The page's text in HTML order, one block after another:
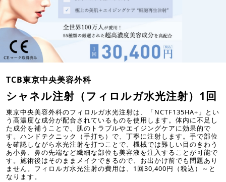
TCB東京中央美容外科
シャネル注射（フィロルガ水光注射）1回
東京中央美容外科のフィロルガ水光注射は、「NCTF135HA+」とい
う高濃度な成分が配合されているものを使用します。体内に不足し
た成分を補うことで、肌のトラブルやエイジングケアに効果的で
す。ハンドテクニック（手打ち）で、丁寧に注射します。手で部位
を確認しながら水光注射を打つことで、機械では難しい目のきわう
あ小鼻、鼻の先端など繊細な部位も美容液を注入することが可能で
す。施術後はそのままメイクできるので、お出かけ前でも問題あり
ません。フィロルガ水光注射の費用は、1回30,400円（税込）～と
なります。